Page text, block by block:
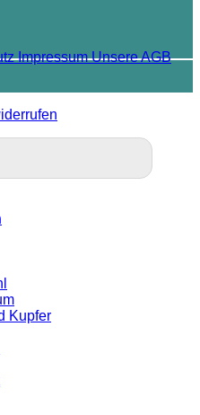
Impressum Unsere AGB
Kupfer